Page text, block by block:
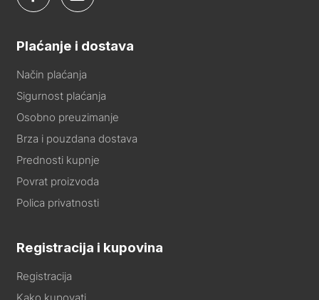
Plaćanje i dostava
Način plaćanja
Sigurnost plaćanja
Osobno preuzimanje
Brza i pouzdana dostava
Prednosti kupnje
Povrat proizvoda
Polica privatnosti
Registracija i kupovina
Registracija